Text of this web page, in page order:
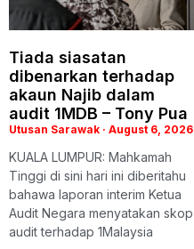
Tiada siasatan
dibenarkan terhadap
akaun Najib dalam
audit 1MDB – Tony Pua
Utusan Sarawak August 6, 2026
KUALA LUMPUR: Mahkamah
Tinggi di sini hari ini diberitahu
bahawa laporan interim Ketua
Audit Negara menyatakan skop
audit terhadap 1Malaysia